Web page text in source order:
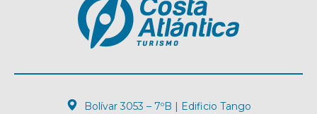
Bolívar 3053 – 7ºB | Edificio Tango